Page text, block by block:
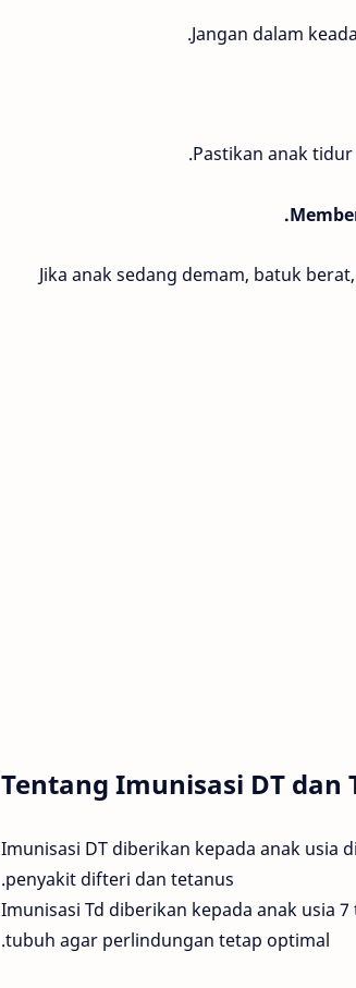
Jangan dalam
Pastikan anak
Jika anak sedang demam, batuk
Tentang Imunisasi DT dan
Imunisasi DT diberikan kepada anak usia
penyakit difteri dan tetanus.
Imunisasi Td diberikan kepada anak usia
tubuh agar perlindungan tetap optimal.